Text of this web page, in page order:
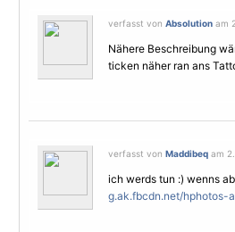
verfasst von Absolution am
Nähere Beschreibung
ticken näher ran ans
verfasst von Maddibeq am
ich werds tun :) wenns
g.ak.fbcdn.net/hphotos-